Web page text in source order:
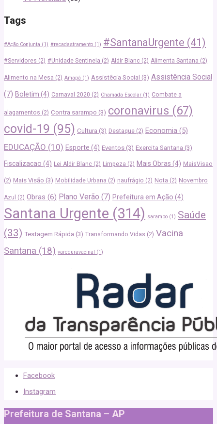
Tags
#Ação Conjunta (1) #recadastramento (1) #SantanaUrgente (41)
#Servidores (2) #Unidade Sentinela (2) Aldir Blanc (2) Alimenta Santana (2)
Alimento na Mesa (2) Amapá (1) Assistêcia Social (3) Assistência Social
(7) Boletim (4) Carnaval 2020 (2) Chamada Escolar (1) Combate a
alagamentos (2) Contra sarampo (3) coronavirus (67)
covid-19 (95) Cultura (3) Destaque (2) Economia (5)
EDUCAÇÃO (10) Esporte (4) Eventos (3) Exercita Santana (3)
Fiscalizacao (4) Lei Aldir Blanc (2) Limpeza (2) Mais Obras (4) MaisVisao
(2) Mais Visão (3) Mobilidade Urbana (2) naufrágio (2) Nota (2) Novembro
Azul (2) Obras (6) Plano Verão (7) Prefeitura em Ação (4)
Santana Urgente (314) sarampo (1) Saúde
(33) Testagem Rápida (3) Transformando Vidas (2) Vacina
Santana (18) vareduravacinal (1)
Facebook
Instagram
Prefeitura de Santana – AP